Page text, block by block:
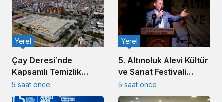
Çay Deresi’nde
Kapsamlı Temizlik
Çalışması Başlatıldı
Yerel
5 saat önce
5. Altınoluk Alevi Kültür
ve Sanat Festivali
Başladı
Yerel
5 saat önce